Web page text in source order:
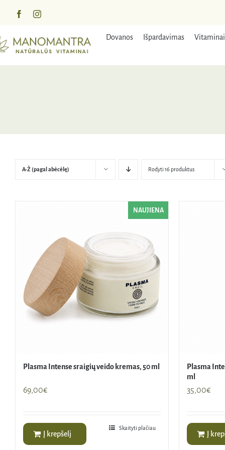
turinį
Dovanos Išpardavimas
A-Ž (pagal abėcėlę) Rodyti 16 produktus
NAUJIENA
Plasma Intense sraigių veido kremas, 50 ml
69,00€
Į krepšelį
Skaityti plačiau
Plasma
ml
35,00€
Į